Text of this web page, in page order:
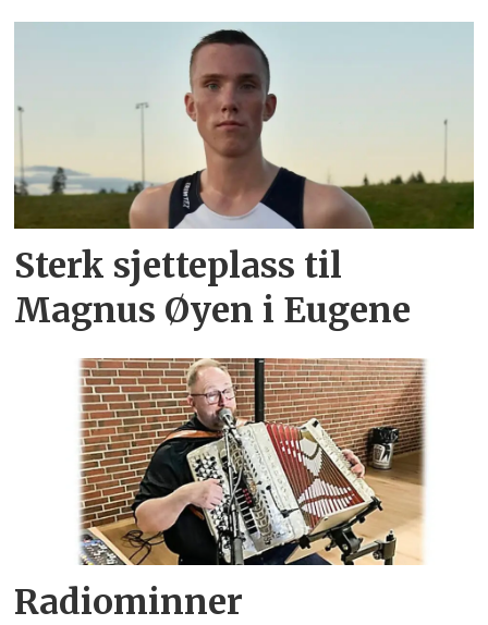
Sterk sjetteplass til
Magnus Øyen i Eugene
Radiominner